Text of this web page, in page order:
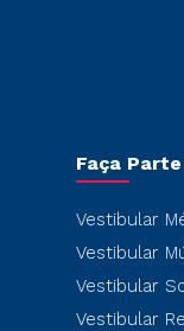
Faça Parte
Vestibular
Vestibular
Vestibular
Vestibular